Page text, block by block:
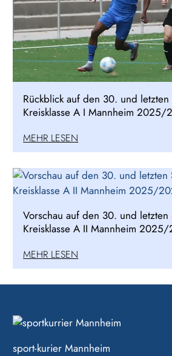
Rückblick auf den 30. und
Kreisklasse A I Mannheim 2025/
MEHR LESEN
Vorschau auf den 30. und
Kreisklasse A II Mannheim
MEHR LESEN
sport-kurier Mannheim